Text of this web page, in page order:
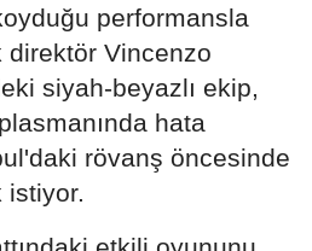
performansla
direktör Vincenzo
siyah-beyazlı ekip,
hata
rövanş öncesinde
istiyor.